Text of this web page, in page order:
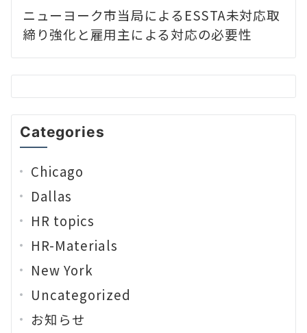
ニューヨーク市当局によるESSTA未対応取
締り強化と雇用主による対応の必要性
Categories
Chicago
Dallas
HR topics
HR-Materials
New York
Uncategorized
お知らせ